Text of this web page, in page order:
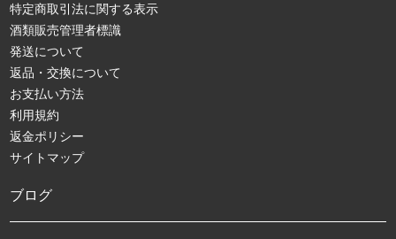
特定商取引法に関する表示
酒類販売管理者標識
発送について
返品・交換について
お支払い方法
利用規約
返金ポリシー
サイトマップ
ブログ